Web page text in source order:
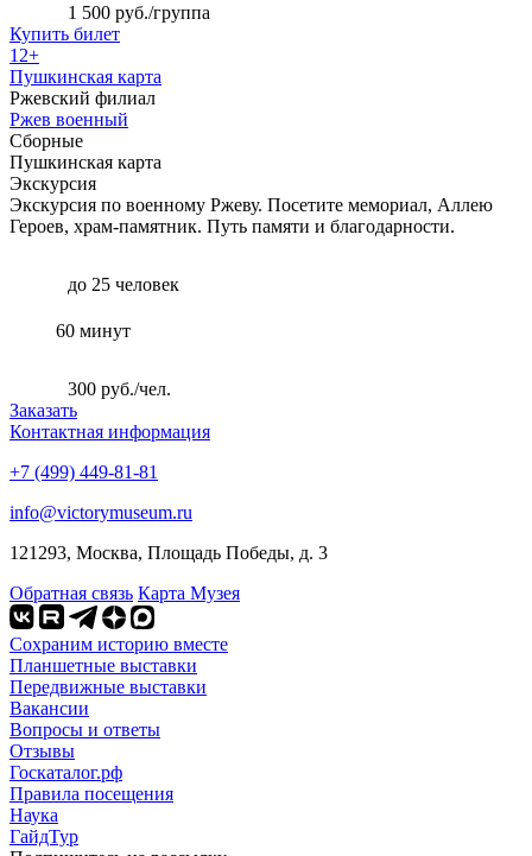
1 500 руб./группа
Купить билет
12+
Пушкинская карта
Ржевский филиал
Ржев военный
Сборные
Пушкинская карта
Экскурсия
Экскурсия по военному Ржеву. Посетите мемориал, Аллею
Героев, храм-памятник. Путь памяти и благодарности.
до 25 человек
60 минут
300 руб./чел.
Заказать
Контактная информация
+7 (499) 449-81-81
info@victorymuseum.ru
121293, Москва, Площадь Победы, д. 3
Обратная связь Карта Музея
Сохраним историю вместе
Планшетные выставки
Передвижные выставки
Вакансии
Вопросы и ответы
Отзывы
Госкаталог.рф
Правила посещения
Наука
ГайдТур